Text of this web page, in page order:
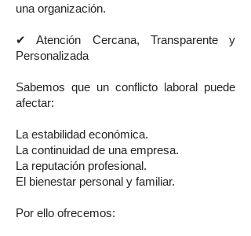
una organización.
✔ Atención Cercana, Transparente y
Personalizada
Sabemos que un conflicto laboral puede
afectar:
La estabilidad económica.
La continuidad de una empresa.
La reputación profesional.
El bienestar personal y familiar.
Por ello ofrecemos: